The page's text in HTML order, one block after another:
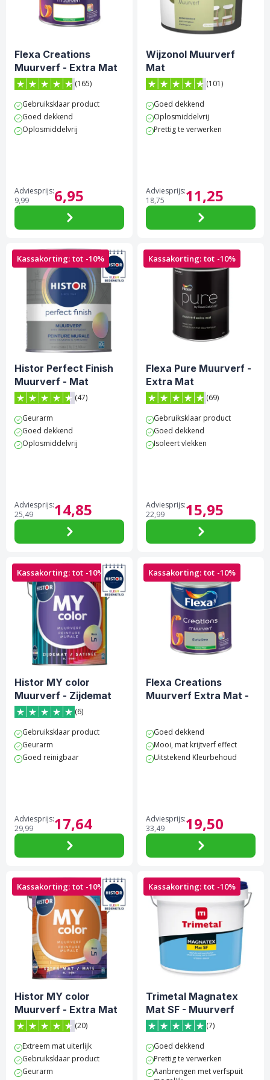
Schakel- & Systeemverf
Metaalverf
Voorstrijkmiddel
Spuitbussen
Kleuren
Gereedschappen
Beschermen
Ontvetten & Reinigen
Glasweefsel & Lijm
Kleurenwaaiers & Kleurtesters
Flexa Creations
Muurverf - Extra Mat
(165)
Gebruiksklaar product
Goed dekkend
Oplosmiddelvrij
6,95
Adviesprijs:
9,99
Wijzonol Muurverf
Mat
(101)
Goed dekkend
Oplosmiddelvrij
Prettig te verwerken
11,25
Adviesprijs:
18,75
Kassakorting: tot -10%
Histor Perfect Finish
Muurverf - Mat
(47)
Geurarm
Goed dekkend
Oplosmiddelvrij
14,85
Adviesprijs:
25,49
Kassakorting: tot -10%
Flexa Pure Muurverf -
Extra Mat
(69)
Gebruiksklaar product
Goed dekkend
Isoleert vlekken
15,95
Adviesprijs:
22,99
Kassakorting: tot -10%
Histor MY color
Muurverf - Zijdemat
(6)
Gebruiksklaar product
Geurarm
Goed reinigbaar
17,64
Adviesprijs:
29,99
Kassakorting: tot -10%
Flexa Creations
Muurverf Extra Mat -
Goed dekkend
Mooi, mat krijtverf effect
Uitstekend Kleurbehoud
19,50
Adviesprijs:
33,49
Kassakorting: tot -10%
Histor MY color
Muurverf - Extra Mat
(20)
Extreem mat uiterlijk
Gebruiksklaar product
Geurarm
Kassakorting: tot -10%
Trimetal Magnatex
Mat SF - Muurverf
(7)
Goed dekkend
Prettig te verwerken
Aanbrengen met verfspuit